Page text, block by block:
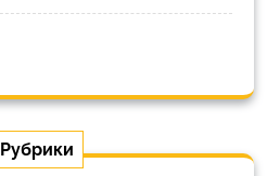
Рубрики